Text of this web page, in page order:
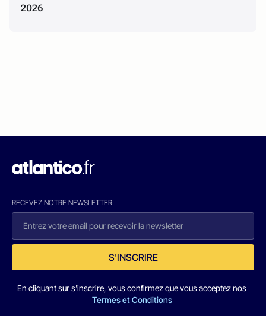
2026
RECEVEZ NOTRE NEWSLETTER
S'INSCRIRE
En cliquant sur s'inscrire, vous confirmez que vous acceptez nos
Termes et Conditions